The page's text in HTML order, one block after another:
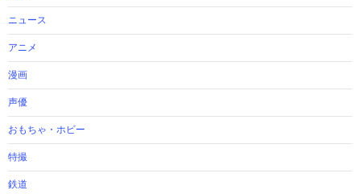
ニュース
アニメ
漫画
声優
おもちゃ・ホビー
特撮
鉄道